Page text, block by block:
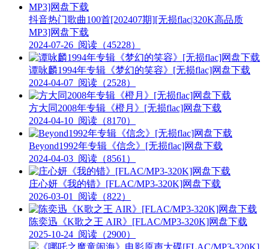
抖音热门歌曲100首[202407期][无损flac|320K高品质
MP3]网盘下载
2024-07-26 阅读（45228）
谭咏麟1994年专辑《梦幻的笑容》[无损flac]网盘下载
2024-04-07 阅读（2528）
方大同2008年专辑《橙月》[无损flac]网盘下载
2024-04-10 阅读（8170）
Beyond1992年专辑《信念》[无损flac]网盘下载
2024-04-03 阅读（8561）
庄心妍《我的错》[FLAC/MP3-320K]网盘下载
2026-03-01
阅读（822）
陈奕迅《K歌之王 AIR》[FLAC/MP3-320K]网盘下载
2025-10-24 阅读（2900）